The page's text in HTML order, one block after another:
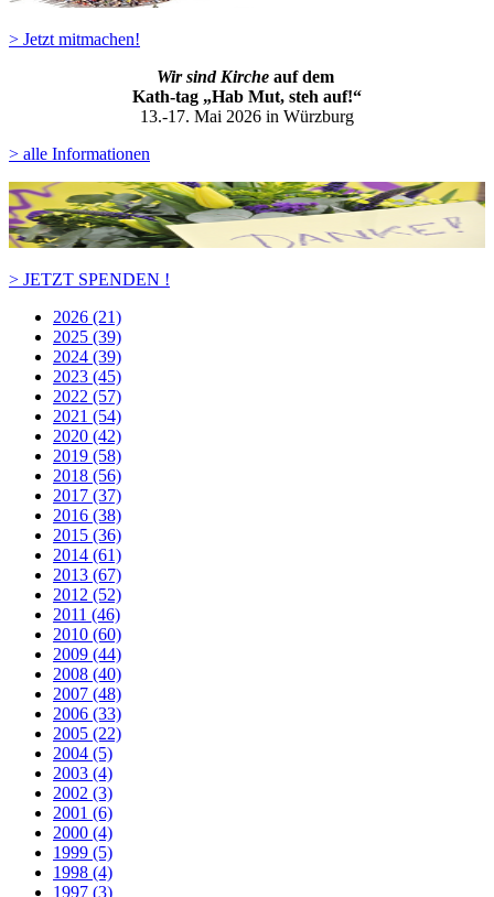
> Jetzt mitmachen!
Wir sind Kirche auf dem
Kath-tag „Hab Mut, steh auf!“
13.-17. Mai 2026 in Würzburg
> alle Informationen
> JETZT SPENDEN !
2026 (21)
2025 (39)
2024 (39)
2023 (45)
2022 (57)
2021 (54)
2020 (42)
2019 (58)
2018 (56)
2017 (37)
2016 (38)
2015 (36)
2014 (61)
2013 (67)
2012 (52)
2011 (46)
2010 (60)
2009 (44)
2008 (40)
2007 (48)
2006 (33)
2005 (22)
2004 (5)
2003 (4)
2002 (3)
2001 (6)
2000 (4)
1999 (5)
1998 (4)
1997 (3)